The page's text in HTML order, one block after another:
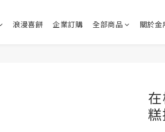
浪漫喜餅 企業訂購 全部商品 關於金